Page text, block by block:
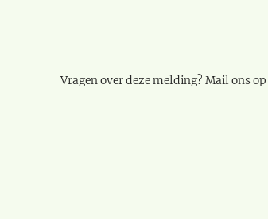
Vragen over deze melding? Mail ons op